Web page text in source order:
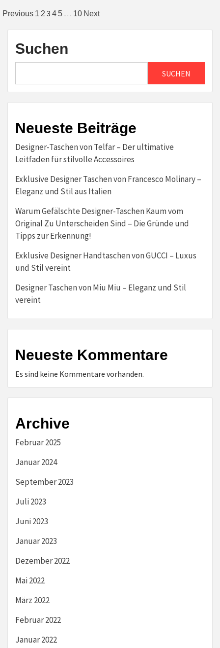
Seitennummerierung
der
Beiträge
Previous 1 2 3 4 5 … 10 Next
Suchen
SUCHEN
Neueste Beiträge
Designer-Taschen von Telfar – Der ultimative
Leitfaden für stilvolle Accessoires
Exklusive Designer Taschen von Francesco Molinary –
Eleganz und Stil aus Italien
Warum Gefälschte Designer-Taschen Kaum vom
Original Zu Unterscheiden Sind – Die Gründe und
Tipps zur Erkennung!
Exklusive Designer Handtaschen von GUCCI – Luxus
und Stil vereint
Designer Taschen von Miu Miu – Eleganz und Stil
vereint
Neueste Kommentare
Es sind keine Kommentare vorhanden.
Archive
Februar 2025
Januar 2024
September 2023
Juli 2023
Juni 2023
Januar 2023
Dezember 2022
Mai 2022
März 2022
Februar 2022
Januar 2022